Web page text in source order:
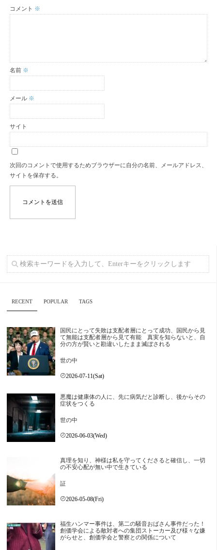
コメント ※
名前 ※
メール ※
サイト
次回のコメントで使用するためブラウザーに自分の名前、メールアドレス、
サイトを保存する。
RECENT POPULAR TAGS
国民にとって失敗は支配者層にとって成功、国民から見
て無能は支配者層から見て有能 真実を知らないと、自
分の方が賢いと勘違いしたまま滅ぼされる
世の中
2026-07-11(Sat)
悪魔は健康体の人に、先に病気だと診断し、後からその
症状をつくる
世の中
2026-06-03(Wed)
真理を知り、神様は私を守ってくださると確信し、一切
の不安心配が無い中で生きている
証
2026-05-08(Fri)
福生ハンマー事件は、第二の騒音おばさん事件だった！
創価学会による敵対者への集団ストーカー及び様々な嫌
がらせと、創価学会と警察との関係について